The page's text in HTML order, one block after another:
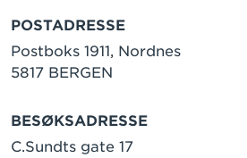
POSTADRESSE
Postboks 1911, Nordnes
5817 BERGEN
BESØKSADRESSE
C.Sundts gate 17